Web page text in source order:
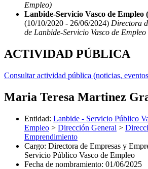
Empleo)
Lanbide-Servicio Vasco de
(10/10/2020 - 26/06/2024) Directora
de Lanbide-Servicio Vasco de
ACTIVIDAD PÚBLICA
Consultar actividad pública (noticias,
Maria Teresa Martinez
Entidad: Lanbide - Servicio Público
Empleo > Dirección General >
Emprendimiento
Cargo: Directora de Empresas y
Servicio Público Vasco de Empleo
Fecha de nombramiento: 01/06/2025